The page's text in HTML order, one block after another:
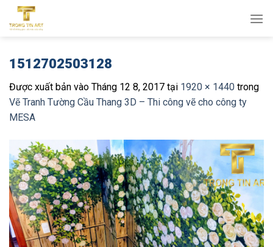
qua
1512702503128
Được xuất bản vào Tháng 12 8, 2017 tại 1920 × 1440 trong
Vẽ Tranh Tường Cầu Thang 3D – Thi công vẽ cho công ty
MESA